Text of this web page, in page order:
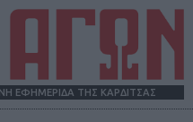
ΕΦΗΜΕΡΙΔΑ ΤΗΣ ΚΑΡΔΙΤΣΑΣ